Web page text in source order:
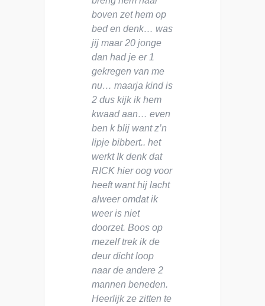
boven zet hem op
bed en denk… was
jij maar 20 jonge
dan had je er 1
gekregen van me
nu… maarja kind is
2 dus kijk ik hem
kwaad aan… even
ben k blij want z’n
lipje bibbert.. het
werkt Ik denk dat
RICK hier oog voor
heeft want hij lacht
alweer omdat ik
weer is niet
doorzet. Boos op
mezelf trek ik de
deur dicht loop
naar de andere 2
mannen beneden.
Heerlijk ze zitten te